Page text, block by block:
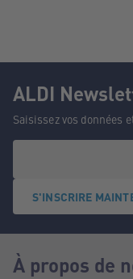
ALDI
Saisissez vos données
S'INSCRIRE
À propos de